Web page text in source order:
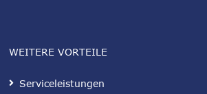
WEITERE VORTEILE
Serviceleistungen